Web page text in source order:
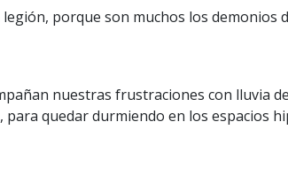
legión, porque son muchos los demonios
nuestras frustraciones con lluvia
quedar durmiendo en los espacios